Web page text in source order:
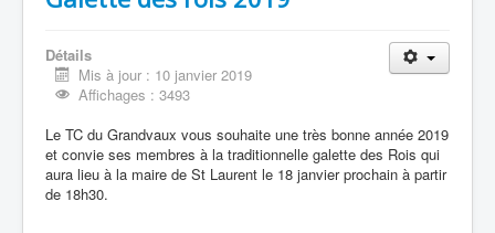
Détails
Mis à jour : 10 janvier 2019
Affichages : 3493
Le TC du Grandvaux vous souhaite une très bonne année 2019
et convie ses membres à la traditionnelle galette des Rois qui
aura lieu à la maire de St Laurent le 18 janvier prochain à partir
de 18h30.